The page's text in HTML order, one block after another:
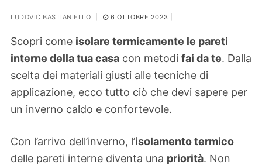
Ortaggio
LUDOVIC BASTIANIELLO 6 OTTOBRE 2023
Scopri come isolare termicamente le pareti
interne della tua casa con metodi fai da te. Dalla
scelta dei materiali giusti alle tecniche di
applicazione, ecco tutto ciò che devi sapere per
un inverno caldo e confortevole.
Con l’arrivo dell’inverno, l’isolamento termico
delle pareti interne diventa una priorità. Non